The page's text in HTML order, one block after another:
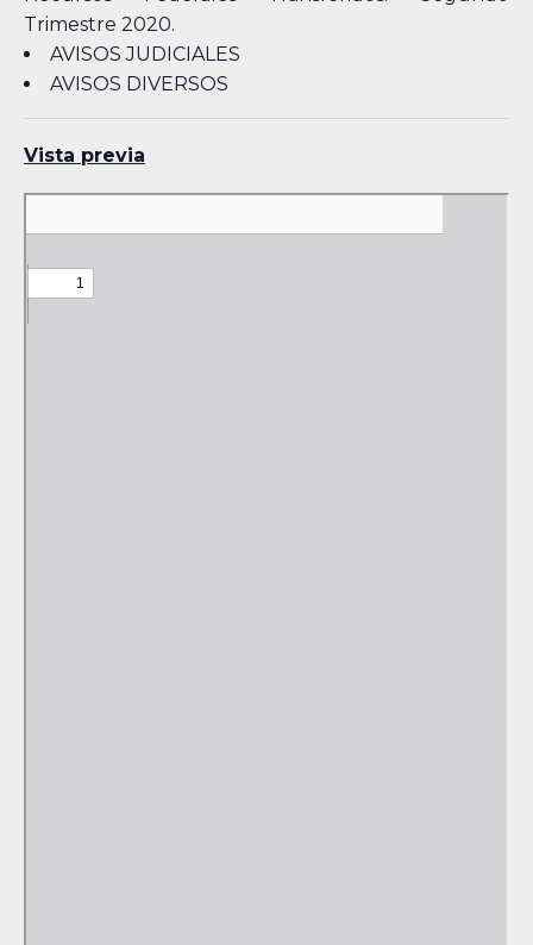
Trimestre 2020.
AVISOS JUDICIALES
AVISOS DIVERSOS
Vista previa
Skip
PDF
content